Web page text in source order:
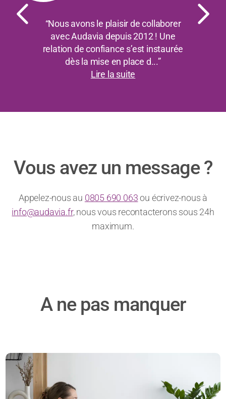
“Nous avons le plaisir de collaborer
avec Audavia depuis 2012 ! Une
relation de confiance s’est instaurée
dès la mise en place d...”
Lire la suite
Vous avez un message ?
Appelez-nous au 0805 690 063ou écrivez-nous à
info@audavia.fr, nous vous recontacterons sous 24h
maximum.
A ne pas manquer